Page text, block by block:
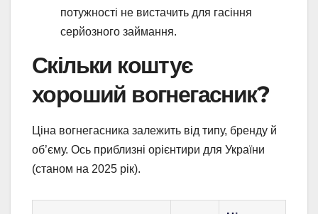
потужності не вистачить для гасіння
серйозного займання.
Скільки коштує
хороший вогнегасник?
Ціна вогнегасника залежить від типу, бренду й
об’єму. Ось приблизні орієнтири для України
(станом на 2025 рік).